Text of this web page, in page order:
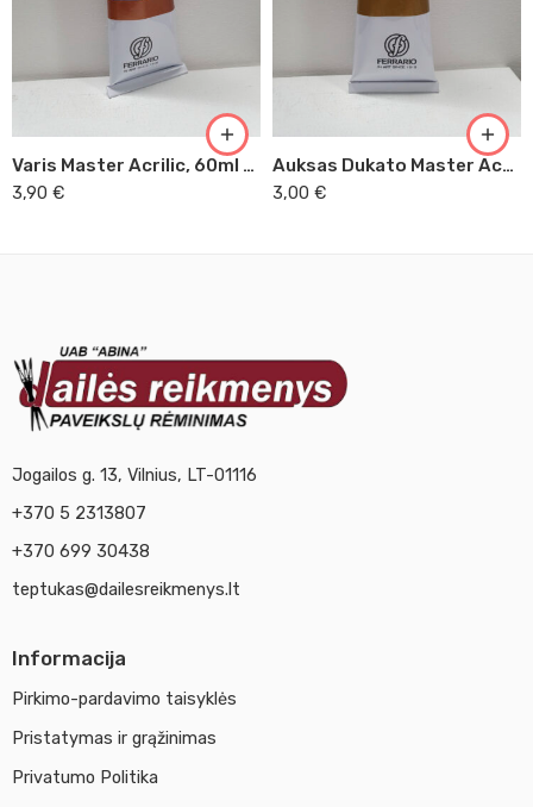
Varis Master Acrilic, 60ml (55)
3,90 €
Auksas Dukato Master Acrilic, 60ml (54)
3,00 €
Jogailos g. 13, Vilnius, LT-01116
+370 5 2313807
+370 699 30438
teptukas@dailesreikmenys.lt
Informacija
Pirkimo-pardavimo taisyklės
Pristatymas ir grąžinimas
Privatumo Politika